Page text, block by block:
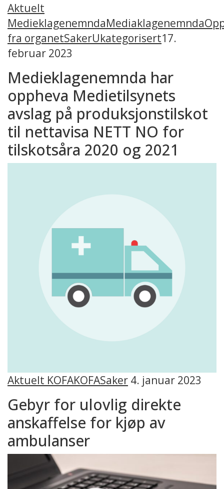
Aktuelt
MedieklagenemndaMediaklagenemnda
fra organetSakerUkategorisert17.
februar 2023
Medieklagenemnda har
oppheva Medietilsynets
avslag på produksjonstilskot
til nettavisa NETT NO for
tilskotsåra 2020 og 2021
Aktuelt KOFAKOFASaker 4. januar 2023
Gebyr for ulovlig direkte
anskaffelse for kjøp av
ambulanser